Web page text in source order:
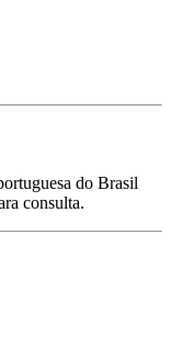
do Brasil
consulta.